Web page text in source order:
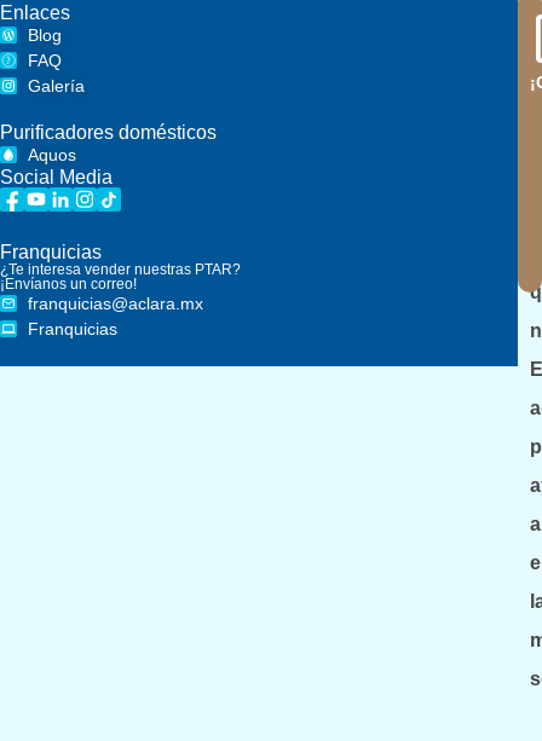
a
Enlaces
Blog
?
FAQ
Galería
Purificadores domésticos
Aquos
Social Media
Franquicias
¿Te interesa vender nuestras PTAR?
¡Envíanos un correo!
franquicias@aclara.mx
Franquicias